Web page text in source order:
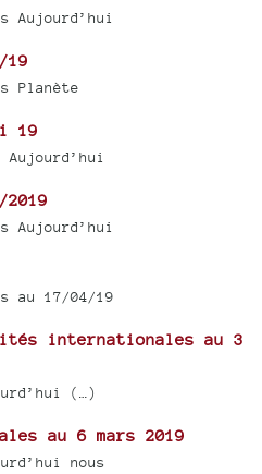
Aujourd’hui
19
Planète
19
Aujourd’hui
au 17/04/19
internationales au 3
(…)
au 6 mars 2019
nous